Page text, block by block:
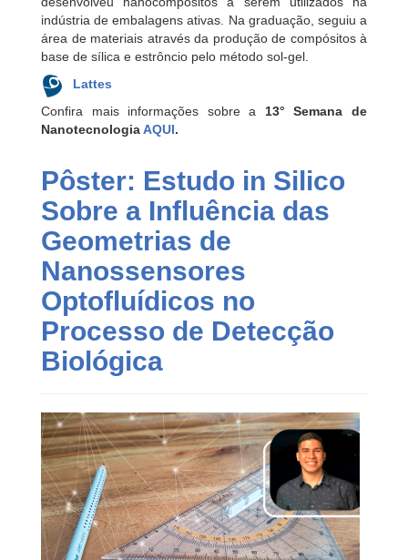
indústria de embalagens ativas. Na graduação, seguiu a
área de materiais através da produção de compósitos à
base de sílica e estrôncio pelo método sol-gel.
Lattes
Confira mais informações sobre a 13° Semana de
NanotecnologiaAQUI.
Pôster: Estudo in Silico
Sobre a Influência das
Geometrias de
Nanossensores
Optofluídicos no
Processo de Detecção
Biológica